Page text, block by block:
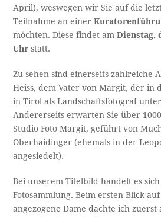
April), weswegen wir Sie auf die
Teilnahme an einer
möchten. Diese findet amDienstag,
Uhr statt.
Zu sehen sind einerseits zahlreiche
Heiss, dem Vater von Margit, der in
in Tirol als Landschaftsfotograf
Andererseits erwarten Sie über
Studio Foto Margit, geführt von
Oberhaidinger (ehemals in der
angesiedelt).
Bei unserem Titelbild handelt es
Fotosammlung. Beim ersten Blick
angezogene Dame dachte ich zuerst